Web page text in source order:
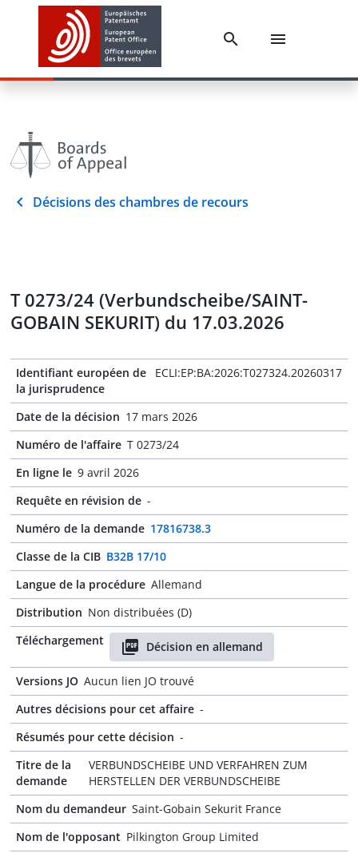
Décisions des chambres de recours
T 0273/24 (Verbundscheibe/SAINT-
GOBAIN SEKURIT) du 17.03.2026
Identifiant européen de
la jurisprudence
ECLI:EP:BA:2026:T027324.20260317
Date de la décision 17 mars 2026
Numéro de l'affaire T 0273/24
En ligne le 9 avril 2026
Requête en révision de -
Numéro de la demande 17816738.3
Classe de la CIB B32B 17/10
Langue de la procédure Allemand
Distribution Non distribuées (D)
Téléchargement
Décision en allemand
Versions JO Aucun lien JO trouvé
Autres décisions pour cet affaire -
Résumés pour cette décision -
Titre de la
demande
VERBUNDSCHEIBE UND VERFAHREN ZUM
HERSTELLEN DER VERBUNDSCHEIBE
Nom du demandeur Saint-Gobain Sekurit France
Nom de l'opposant Pilkington Group Limited